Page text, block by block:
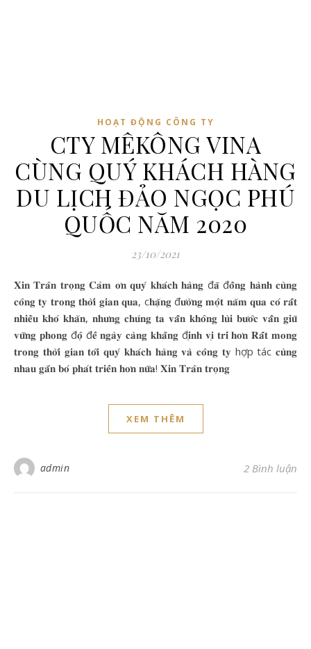
HOẠT ĐỘNG CÔNG TY
CTY MÊKÔNG VINA
CÙNG QUÝ KHÁCH HÀNG
DU LỊCH ĐẢO NGỌC PHÚ
QUỐC NĂM 2020
23/10/2021
𝐗𝐢𝐧 𝐓𝐫𝐚̂𝐧 𝐭𝐫𝐨̣𝐧𝐠 𝐂𝐚̉𝐦 𝐨̛𝐧 𝐪𝐮𝐲́ 𝐤𝐡𝐚́𝐜𝐡 𝐡𝐚̀𝐧𝐠 đ𝐚̃ đ𝐨̂̀𝐧𝐠 𝐡𝐚̀𝐧𝐡 𝐜𝐮̀𝐧𝐠
𝐜𝐨̂𝐧𝐠 𝐭𝐲 𝐭𝐫𝐨𝐧𝐠 𝐭𝐡𝐨̛̀𝐢 𝐠𝐢𝐚𝐧 𝐪𝐮𝐚, c𝐡𝐚̣̆𝐧𝐠 đ𝐮̛𝐨̛̀𝐧𝐠 𝐦𝐨̣̂𝐭 𝐧𝐚̆𝐦 𝐪𝐮𝐚 𝐜𝐨́ 𝐫𝐚̂́𝐭
𝐧𝐡𝐢𝐞̂̀𝐮 𝐤𝐡𝐨́ 𝐤𝐡𝐚̆𝐧, 𝐧𝐡𝐮̛𝐧𝐠 𝐜𝐡𝐮́𝐧𝐠 𝐭𝐚 𝐯𝐚̂̃𝐧 𝐤𝐡𝐨̂𝐧𝐠 𝐥𝐮̀𝐢 𝐛𝐮̛𝐨̛́𝐜 𝐯𝐚̂̃𝐧 𝐠𝐢𝐮̛̃
𝐯𝐮̛̃𝐧𝐠 𝐩𝐡𝐨𝐧𝐠 đ𝐨̣̂ đ𝐞̂̉ 𝐧𝐠𝐚̀𝐲 𝐜𝐚̀𝐧𝐠 𝐤𝐡𝐚̆̉𝐧𝐠 đ𝐢̣𝐧𝐡 𝐯𝐢̣ 𝐭𝐫𝐢́ 𝐡𝐨̛𝐧 𝐑𝐚̂́𝐭 𝐦𝐨𝐧𝐠
𝐭𝐫𝐨𝐧𝐠 𝐭𝐡𝐨̛̀𝐢 𝐠𝐢𝐚𝐧 𝐭𝐨̛́𝐢 𝐪𝐮𝐲́ 𝐤𝐡𝐚́𝐜𝐡 𝐡𝐚̀𝐧𝐠 𝐯𝐚̀ 𝐜𝐨̂𝐧𝐠 𝐭𝐲 hợp tác 𝐜𝐮̀𝐧𝐠
𝐧𝐡𝐚𝐮 𝐠𝐚̆́𝐧 𝐛𝐨́ 𝐩𝐡𝐚́𝐭 𝐭𝐫𝐢𝐞̂̉𝐧 𝐡𝐨̛𝐧 𝐧𝐮̛̃𝐚! 𝐗𝐢𝐧 𝐓𝐫𝐚̂𝐧 𝐭𝐫𝐨̣𝐧𝐠
XEM THÊM
admin 2 Bình luận